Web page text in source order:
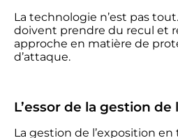
La technologie n’est pas
doivent prendre du recul et
approche en matière de
d’attaque.
L’essor de la gestion de
La gestion de l’exposition